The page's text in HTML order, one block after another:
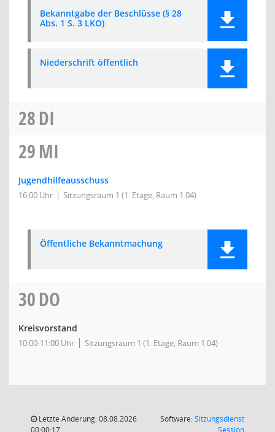
Bekanntgabe der Beschlüsse (§ 28
Abs. 1 S. 3 LKO)
Niederschrift öffentlich
28DI
29MI
Jugendhilfeausschuss
16:00 Uhr Sitzungsraum 1 (1. Etage, Raum 1.04)
Öffentliche Bekanntmachung
30DO
Kreisvorstand
10:00-11:00 Uhr Sitzungsraum 1 (1. Etage, Raum 1.04)
Letzte Änderung: 08.08.2026
00:00:17
Software:Sitzungsdienst
Session(Wird in